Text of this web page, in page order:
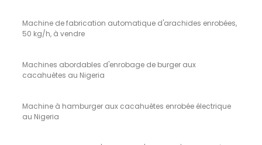
Machine de fabrication automatique d'arachides enrobées,
50 kg/h, à vendre
Machines abordables d'enrobage de burger aux
cacahuètes au Nigeria
Machine à hamburger aux cacahuètes enrobée électrique
au Nigeria